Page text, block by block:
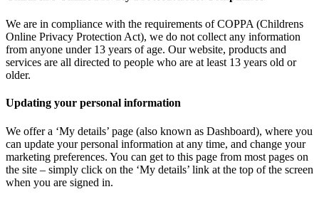
We are in compliance with the requirements of COPPA (Childrens
Online Privacy Protection Act), we do not collect any information
from anyone under 13 years of age. Our website, products and
services are all directed to people who are at least 13 years old or
older.
Updating your personal information
We offer a ‘My details’ page (also known as Dashboard), where you
can update your personal information at any time, and change your
marketing preferences. You can get to this page from most pages on
the site – simply click on the ‘My details’ link at the top of the screen
when you are signed in.